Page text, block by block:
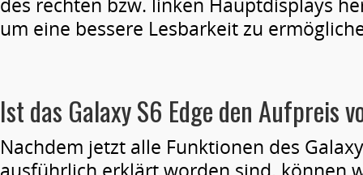
um eine bessere Lesbarkeit zu
Ist das Galaxy S6 Edge den Aufpreis
Nachdem jetzt alle Funktionen des